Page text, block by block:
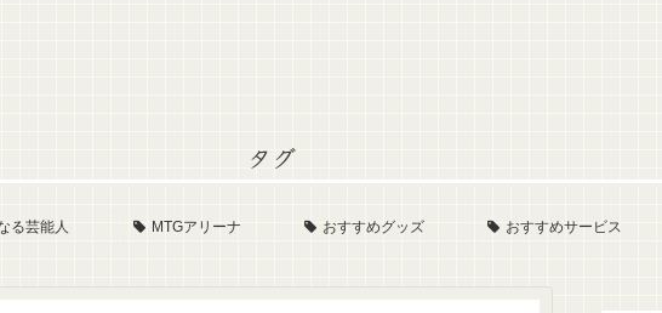
タグ
る芸能人 MTGアリーナ おすすめグッズ おすすめサービス